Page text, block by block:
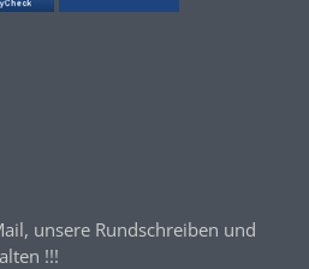
unsere Rundschreiben und
!!!